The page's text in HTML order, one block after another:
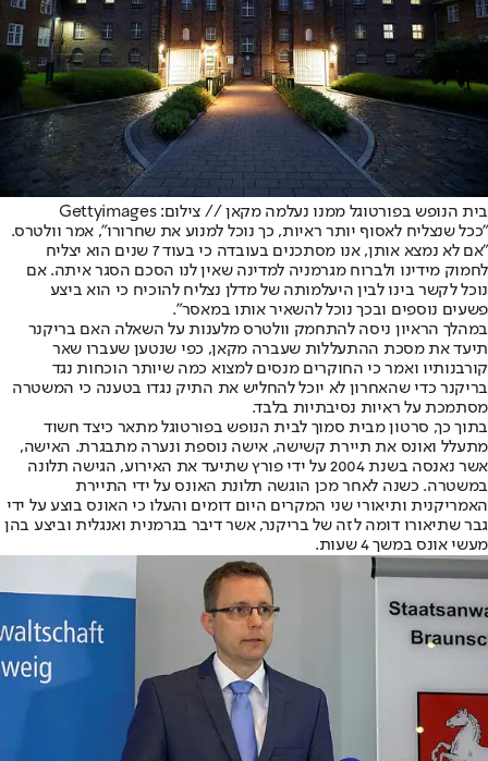
בית הנופש בפורטוגל ממנו נעלמה מקאן // צילום: Gettyimages
"ככל שנצליח לאסוף יותר ראיות, כך נוכל למנוע את שחרורו", אמר וולטרס.
"אם לא נמצא אותן, אנו מסתכנים בעובדה כי בעוד 7 שנים הוא יצליח
לחמוק מידינו ולברוח מגרמניה למדינה שאין לנו הסכם הסגר איתה. אם
נוכל לקשר בינו לבין היעלמותה של מדלן נצליח להוכיח כי הוא ביצע
פשעים נוספים ובכך נוכל להשאיר אותו במאסר".
במהלך הראיון ניסה להתחמק וולטרס מלענות על השאלה האם בריקנר
תיעד את מסכת ההתעללות שעברה מקאן, כפי שנטען שעברו שאר
קורבנותיו ואמר כי החוקרים מנסים למצוא כמה שיותר הוכחות נגד
בריקנר כדי שהאחרון לא יוכל להחליש את התיק נגדו בטענה כי המשטרה
מסתמכת על ראיות נסיבתיות בלבד.
בתוך כך, סרטון מבית סמוך לבית הנופש בפורטוגל מתאר כיצד חשוד
מתעלל ואונס את תיירת קשישה, אישה נוספת ונערה מתבגרת. האישה,
אשר נאנסה בשנת 2004 על ידי פורץ שתיעד את האירוע, הגישה תלונה
במשטרה. כשנה לאחר מכן הוגשה תלונת האונס על ידי התיירת
האמריקנית ותיאורי שני המקרים היום דומים והעלו כי האונס בוצע על ידי
גבר שתיאורו דומה לזה של בריקנר, אשר דיבר בגרמנית ואנגלית וביצע בהן
מעשי אונס במשך 4 שעות.